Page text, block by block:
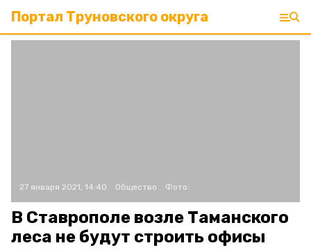
Портал Труновского округа
27 января 2021, 14:40 Общество Фото:
В Ставрополе возле Таманского
леса не будут строить офисы